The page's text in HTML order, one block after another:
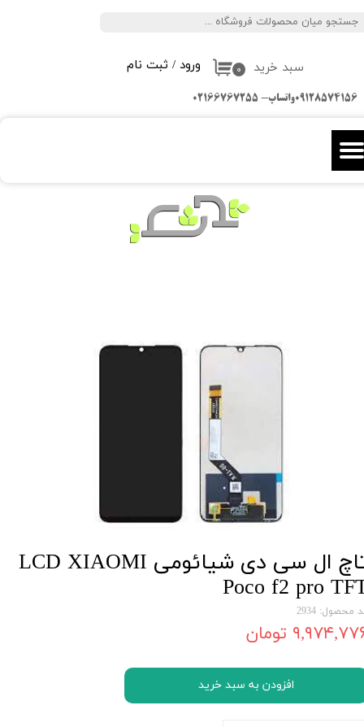
ورود / ثبت نام
تغییر گذر واژه
سفارشات
خروج از حساب کاربری
۰ سبد خرید
تاچ ال سی دی شیائومی LCD XIAOMI
Poco f2 pro
محصول: 2934
تومان
افزودن به سبد خرید